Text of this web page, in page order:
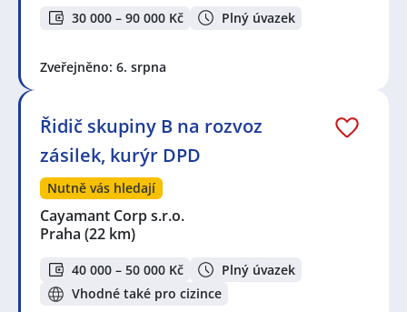
30 000 – 90 000 Kč Plný úvazek
Zveřejněno: 6. srpna
Řidič skupiny B na rozvoz
zásilek, kurýr DPD
Nutně vás hledají
Cayamant Corp s.r.o.
Praha (22 km)
40 000 – 50 000 Kč
Plný úvazek
Vhodné také pro cizince